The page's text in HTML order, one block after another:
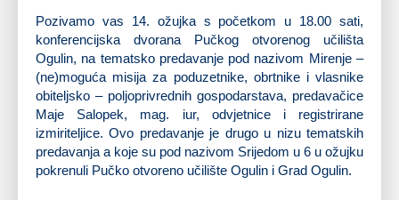
Pozivamo vas 14. ožujka s početkom u 18.00 sati,
konferencijska dvorana Pučkog otvorenog učilišta
Ogulin, na tematsko predavanje pod nazivom Mirenje –
(ne)moguća misija za poduzetnike, obrtnike i vlasnike
obiteljsko – poljoprivrednih gospodarstava, predavačice
Maje Salopek, mag. iur, odvjetnice i registrirane
izmiriteljice. Ovo predavanje je drugo u nizu tematskih
predavanja a koje su pod nazivom Srijedom u 6 u ožujku
pokrenuli Pučko otvoreno učilište Ogulin i Grad Ogulin.